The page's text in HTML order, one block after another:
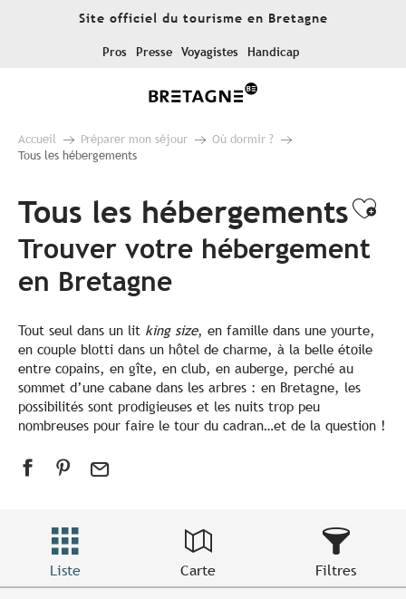
Site officiel du tourisme en Bretagne
Pros Presse Voyagistes Handicap
Accueil Préparer mon séjour
Où dormir ?
Tous les hébergements
Tous les hébergements
Trouver votre hébergement
en Bretagne
Tout seul dans un lit king size, en famille dans une yourte,
en couple blotti dans un hôtel de charme, à la belle étoile
entre copains, en gîte, en club, en auberge, perché au
sommet d’une cabane dans les arbres : en Bretagne, les
possibilités sont prodigieuses et les nuits trop peu
nombreuses pour faire le tour du cadran…et de la question !
Liste Carte Filtres